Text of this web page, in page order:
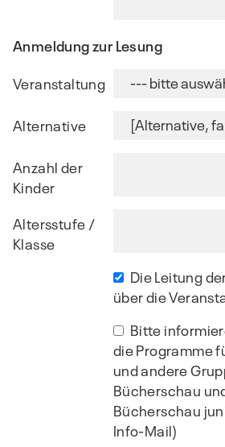
Anmeldung zur Lesung
Veranstaltung
Alternative
Anzahl der
Kinder
Altersstufe /
Klasse
Die Leitung
über die
Bitte
die Programme
und andere
Bücherschau
Bücherschau
Info-Mail)